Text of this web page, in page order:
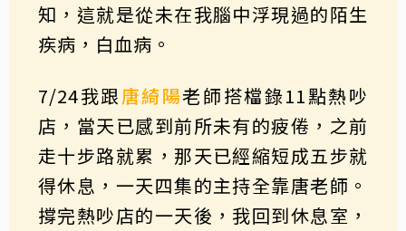
知，這就是從未在我腦中浮現過的陌生
疾病，白血病。
7/24我跟唐綺陽老師搭檔錄11點熱吵
店，當天已感到前所未有的疲倦，之前
走十步路就累，那天已經縮短成五步就
得休息，一天四集的主持全靠唐老師。
撐完熱吵店的一天後，我回到休息室，